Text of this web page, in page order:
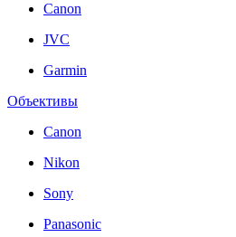
Canon
JVC
Garmin
Объективы
Canon
Nikon
Sony
Panasonic